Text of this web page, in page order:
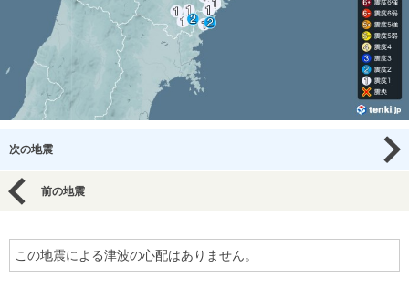
次の地震
前の地震
この地震による津波の心配はありません。